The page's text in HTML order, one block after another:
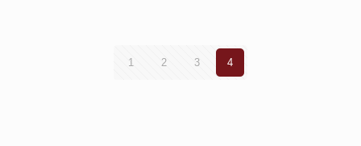
1 2 3 4